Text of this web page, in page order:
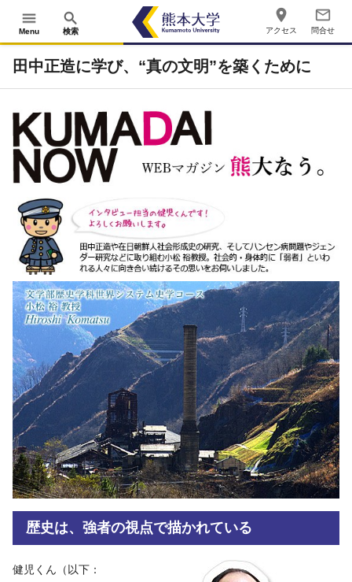
menu
Menu
search
検索
place
アクセス
mail_outline
問合せ
田中正造に学び、“真の文明”を築くために
歴史は、強者の視点で描かれている
健児くん（以下：